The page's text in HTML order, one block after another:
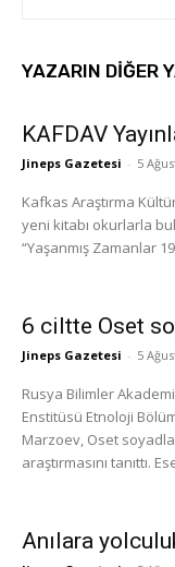
YAZARIN DIĞER
KAFDAV
Jineps Gazetesi - 5
Kafkas Araştırma
yeni kitabı okurlarla
“Yaşanmış Zamanlar
6 ciltte Oset
Jineps Gazetesi - 5
Rusya Bilimler
Enstitüsü Etnoloji
Marzoev, Oset
araştırmasını tanıttı.
Anılara